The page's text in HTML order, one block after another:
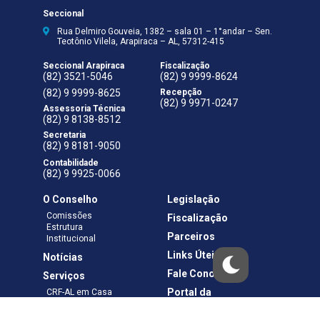
Seccional
Rua Delmiro Gouveia, 1382 – sala 01 – 1°andar – Sen.
Teotônio Vilela, Arapiraca – AL, 57312-415
Seccional Arapiraca
(82) 3521-5046
(82) 9 9999-8625
Assessoria Técnica
(82) 9 8138-8512
Secretaria
(82) 9 8181-9050
Contabilidade
(82) 9 9925-0066
Fiscalização
(82) 9 9999-8624
Recepção
(82) 9 9971-0247
O Conselho
Comissões
Estrutura
Institucional
Notícias
Serviços
CRF-AL em Casa
Legislação
Fiscalização
Parceiros
Links Úteis
Fale Conosco
Portal da